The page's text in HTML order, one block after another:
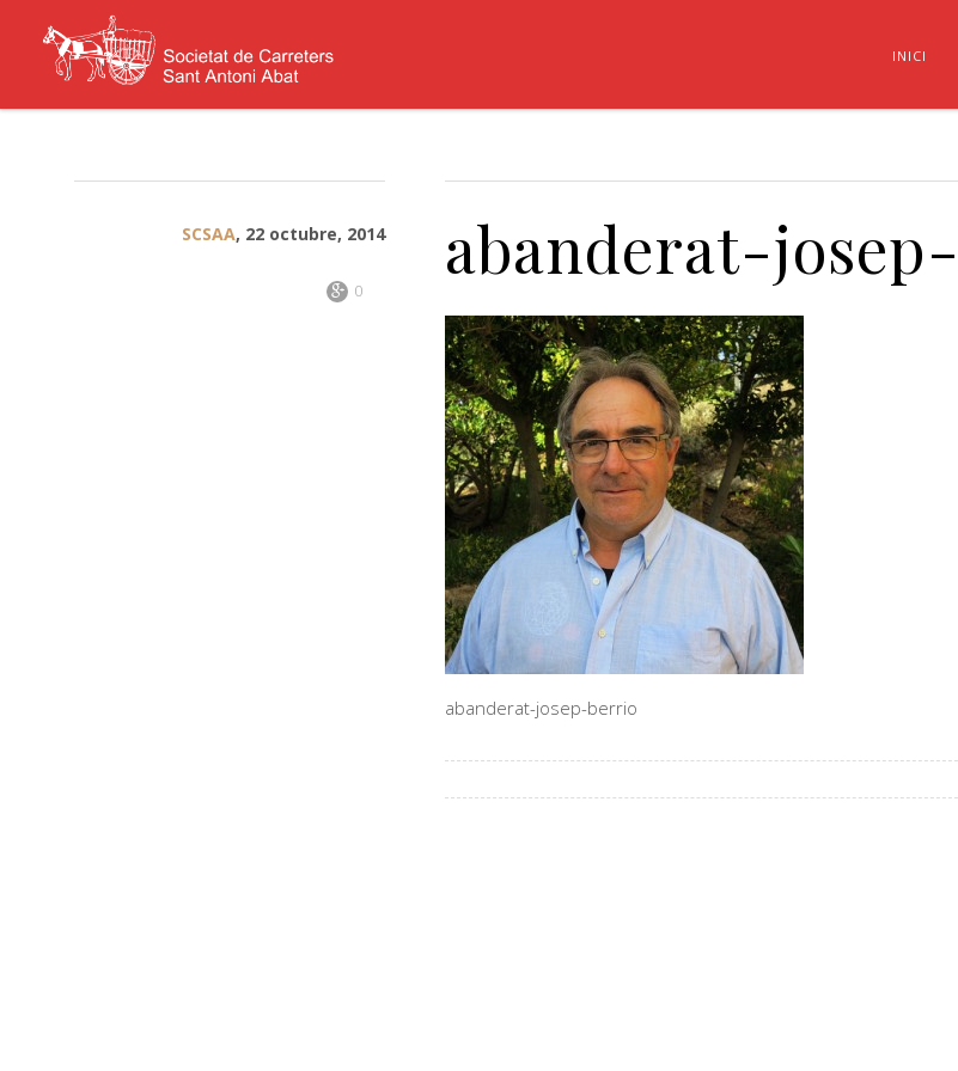
INICI
abanderat-
abanderat-josep-berrio
SCSAA, 22 octubre, 2014
0